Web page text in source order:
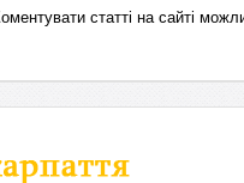
статті на сайті